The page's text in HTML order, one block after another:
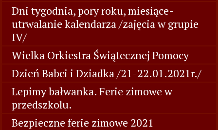
Dni tygodnia, pory roku, miesiące-
utrwalanie kalendarza /zajęcia w grupie
IV/
Wielka Orkiestra Świątecznej Pomocy
Dzień Babci i Dziadka /21-22.01.2021r./
Lepimy bałwanka. Ferie zimowe w
przedszkolu.
Bezpieczne ferie zimowe 2021